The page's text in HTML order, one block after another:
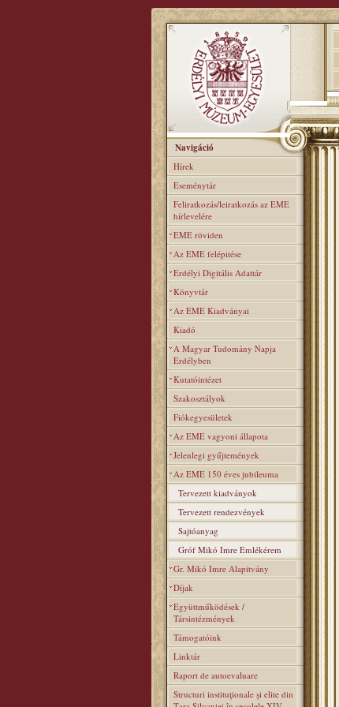
Navigáció
Hírek
Eseménytár
Feliratkozás/leiratkozás az EME
hírlevelére
EME röviden
Az EME felépitése
Erdélyi Digitális Adattár
Könyvtár
Az EME Kiadványai
Kiadó
A Magyar Tudomány Napja
Erdélyben
Kutatóintézet
Szakosztályok
Fiókegyesületek
Az EME vagyoni állapota
Jelenlegi gyűjtemények
Az EME 150 éves jubileuma
Tervezett kiadványok
Tervezett rendezvények
Sajtóanyag
Gróf Mikó Imre Emlékérem
Gr. Mikó Imre Alapitvány
Díjak
Együttműködések /
Társintézmények
Támogatóink
Linktár
Raport de autoevaluare
Structuri instituţionale şi elite din